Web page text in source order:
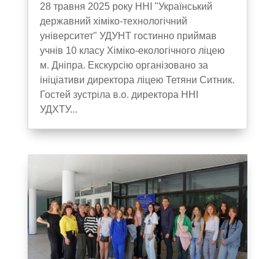
28 травня 2025 року ННІ "Український
державний хіміко-технологічний
університет" УДУНТ гостинно приймав
учнів 10 класу Хіміко-екологічного ліцею
м. Дніпра. Екскурсію організовано за
ініціативи директора ліцею Тетяни Ситник.
Гостей зустріла в.о. директора ННІ
УДХТУ...